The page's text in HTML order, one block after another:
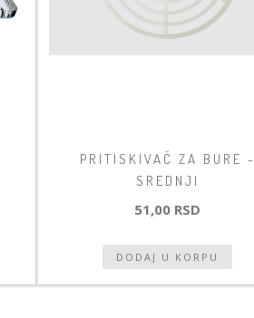
PRITISKIVAČ ZA BURE -
SREDNJI
51,00 RSD